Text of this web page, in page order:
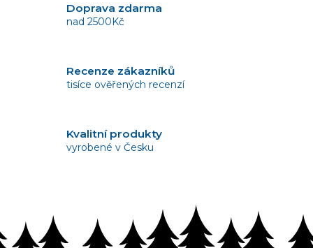
Doprava zdarma
nad 2500Kč
Recenze zákazníků
tisíce ověřených recenzí
Kvalitní produkty
vyrobené v Česku
bez problémů do 14 dnů